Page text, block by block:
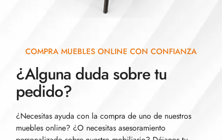
COMPRA MUEBLES ONLINE CON CONFIANZA
¿Alguna duda sobre tu
pedido?
¿Necesitas ayuda con la compra de uno de nuestros
muebles online? ¿O necesitas asesoramiento